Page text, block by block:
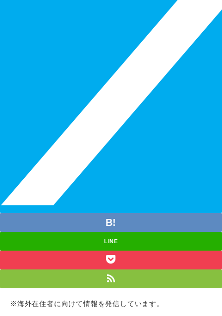
LINE
※海外在住者に向けて情報を発信しています。